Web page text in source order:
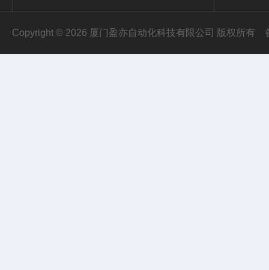
Copyright © 2026 厦门盈亦自动化科技有限公司 版权所有